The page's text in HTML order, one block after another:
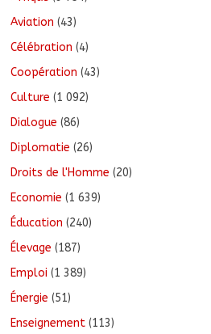
Aviation (43)
Célébration (4)
Coopération (43)
Culture (1 092)
Dialogue (86)
Diplomatie (26)
Droits de l'Homme (20)
Economie (1 639)
Éducation (240)
Élevage (187)
Emploi (1 389)
Énergie (51)
Enseignement (113)